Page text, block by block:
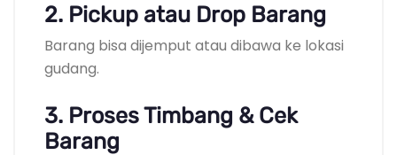
2. Pickup atau Drop Barang
Barang bisa dijemput atau dibawa ke lokasi
gudang.
3. Proses Timbang & Cek
Barang